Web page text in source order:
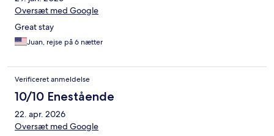
Oversæt med Google
Great stay
Juan, rejse på 6 nætter
Verificeret anmeldelse
10/10 Enestående
22. apr. 2026
Oversæt med Google